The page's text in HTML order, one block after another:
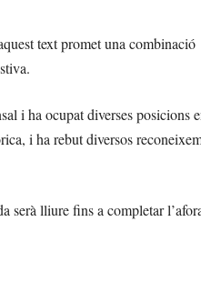
text promet una combinació
i ha ocupat diverses posicions
i ha rebut diversos
serà lliure fins a completar